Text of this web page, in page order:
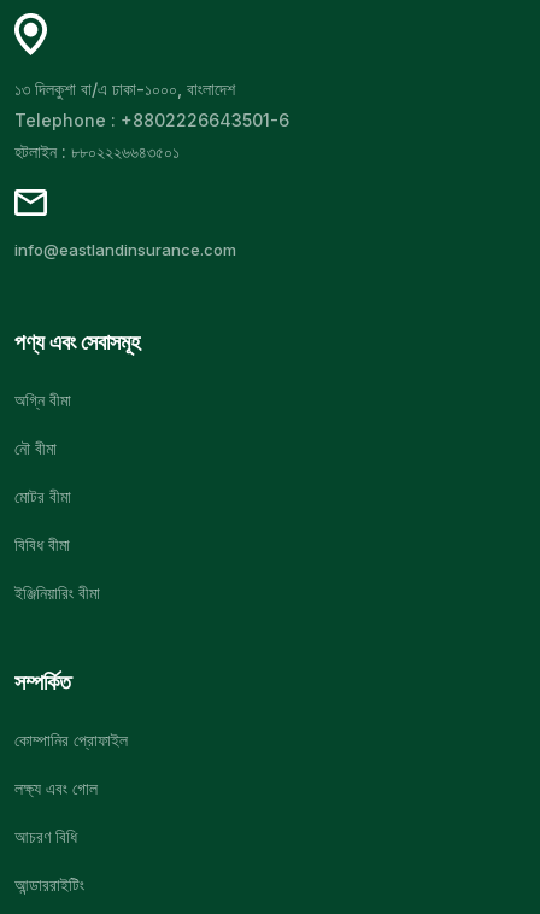
১৩ দিলকুশা বা/এ ঢাকা-১০০০, বাংলাদেশ
Telephone : +8802226643501-6
হটলাইন : ৮৮০২২২৬৬৪৩৫০১
info@eastlandinsurance.com
পণ্য এবং সেবাসমূহ
অগ্নি বীমা
নৌ বীমা
মোটর বীমা
বিবিধ বীমা
ইঞ্জিনিয়ারিং বীমা
সম্পর্কিত
কোম্পানির প্রোফাইল
লক্ষ্য এবং গোল
আচরণ বিধি
আন্ডাররাইটিং